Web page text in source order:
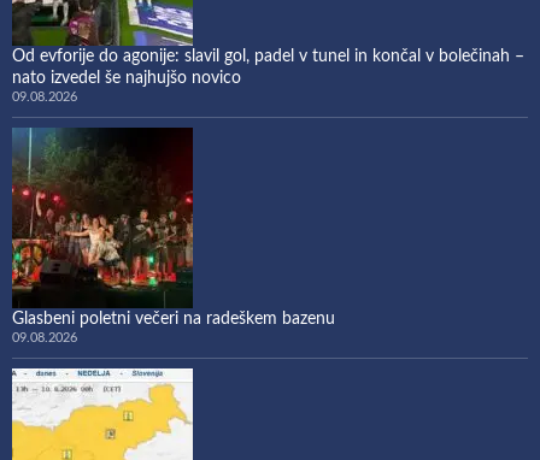
Od evforije do agonije: slavil gol, padel v tunel in končal v bolečinah –
nato izvedel še najhujšo novico
09.08.2026
Glasbeni poletni večeri na radeškem bazenu
09.08.2026